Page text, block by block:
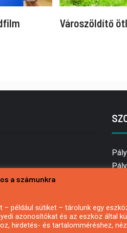
Városzöldítő
a számunkra
– például sütiket – tárolunk egy
azonosítókat és az eszköz által
hirdetés- és tartalomméréshez,